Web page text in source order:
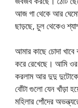
আজ গা থেকে আর ঘেমো
ছাড়ছে, চুল থেকেও
আমার কাছে চোদা
করে রেখেছে। আমি ওর
করলাম আর দুদু দুটোকে
বোঁটা গুলো যেন
মহিলার পোঁদের